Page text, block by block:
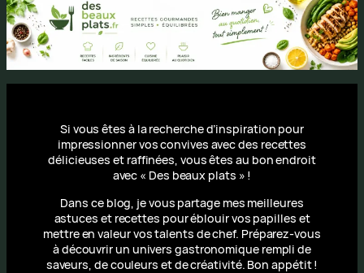
Si vous êtes à la recherche d’inspiration pour
impressionner vos convives avec des recettes
délicieuses et raffinées, vous êtes au bon endroit
avec « Des beaux plats » !
Dans ce blog, je vous partage mes meilleures
astuces et recettes pour éblouir vos papilles et
mettre en valeur vos talents de chef. Préparez-vous
à découvrir un univers gastronomique rempli de
saveurs, de couleurs et de créativité. Bon appétit !